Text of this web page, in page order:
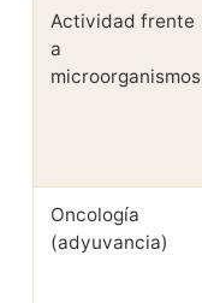
Actividad frente
a
microorganismos
Oncología
(adyuvancia)